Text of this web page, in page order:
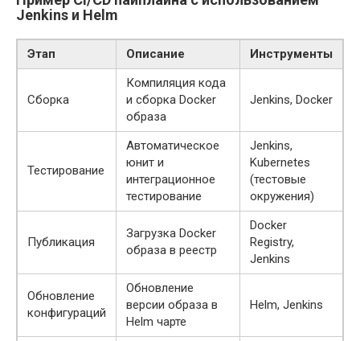
Jenkins и Helm
Этап Описание Инструменты
Сборка
Компиляция кода
и сборка Docker
образа
Jenkins, Docker
Тестирование
Автоматическое
юнит и
интеграционное
тестирование
Jenkins,
Kubernetes
(тестовые
окружения)
Публикация
Загрузка Docker
образа в реестр
Docker
Registry,
Jenkins
Обновление
конфигураций
Обновление
версии образа в
Helm чарте
Helm, Jenkins